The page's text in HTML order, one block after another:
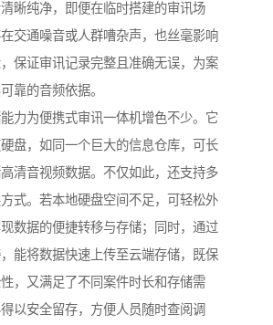
晰纯净，即便在临时搭建的审讯场
交通噪音或人群嘈杂声，也丝毫影响
保证审讯记录完整且准确无误，为案
靠的音频依据。​
力为便携式审讯一体机增色不少。它
盘，如同一个巨大的信息仓库，可长
清音视频数据。不仅如此，还支持多
式。若本地硬盘空间不足，可轻松外
数据的便捷转移与存储；同时，通过
能将数据快速上传至云端存储，既保
，又满足了不同案件时长和存储需
以安全留存，方便人员随时查阅调